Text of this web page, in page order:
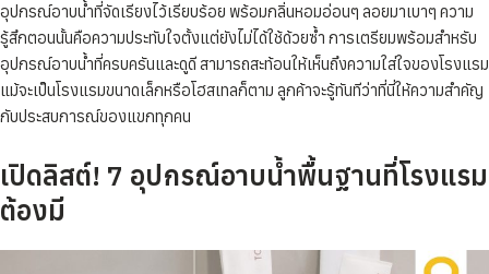
อุปกรณ์อาบน้ำที่จัดเรียงไว้เรียบร้อย พร้อมกลิ่นหอมอ่อนๆ ลอยมาเบาๆ ความ
รู้สึกตอนนั้นคือความประทับใจตั้งแต่ยังไม่ได้ใช้ด้วยซ้ำ การเตรียมพร้อมสำหรับ
อุปกรณ์อาบน้ำที่ครบครันและดูดี สามารถสะท้อนให้เห็นถึงความใส่ใจของโรงแรม
แม้จะเป็นโรงแรมขนาดเล็กหรือโฮสเทลก็ตาม ลูกค้าจะรู้ทันทีว่าที่นี่ให้ความสำคัญ
กับประสบการณ์ของแขกทุกคน
เปิดลิสต์! 7 อุปกรณ์อาบน้ำพื้นฐานที่โรงแรม
ต้องมี